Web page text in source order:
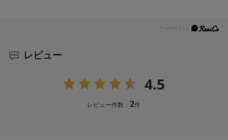
レビュー
4.5
レビュー件数：2件